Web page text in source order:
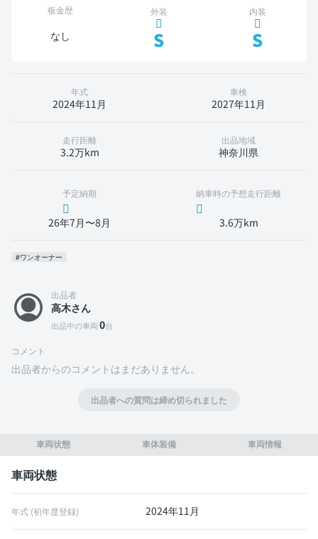
板金歴
なし
外装
S
内装
S
年式
2024年11月
車検
2027年11月
走行距離
3.2万km
出品地域
神奈川県
予定納期
26年7月〜8月
納車時の予想走行距離
3.6万km
#ワンオーナー
車両状態 車体装備 車両情報
車両状態
年式 (初年度登録) 2024年11月
出品者
高木さん
出品中の車両0台
コメント
出品者からのコメントはまだありません。
出品者への質問は締め切られました